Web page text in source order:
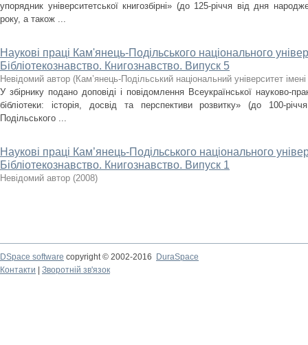
упорядник університетської книгозбірні» (до 125-річчя від дня
року, а також ...
Наукові праці Кам'янець-Подільського національного
Бібліотекознавство. Книгознавство. Випуск 5
Невідомий автор (Кам’янець-Подільський національний університет
У збірнику подано доповіді і повідомлення Всеукраїнської науково-
бібліотеки: історія, досвід та перспективи розвитку» (до 100-
Подільського ...
Наукові праці Кам’янець-Подільського національного
Бібліотекознавство. Книгознавство. Випуск 1
Невідомий автор (2008)
DSpace software copyright © 2002-2016
DuraSpace
Контакти
Зворотній зв'язок